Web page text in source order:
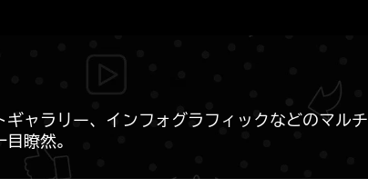
ャラリー、インフォグラフィックなどのマルチ
瞭然。